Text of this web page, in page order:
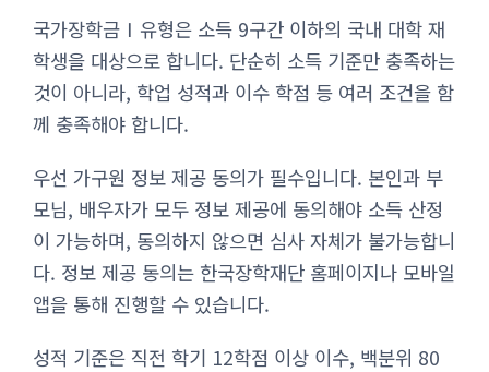
국가장학금Ⅰ유형은 소득 9구간 이하의 국내 대학 재
학생을 대상으로 합니다. 단순히 소득 기준만 충족하는
것이 아니라, 학업 성적과 이수 학점 등 여러 조건을 함
께 충족해야 합니다.
우선 가구원 정보 제공 동의가 필수입니다. 본인과 부
모님, 배우자가 모두 정보 제공에 동의해야 소득 산정
이 가능하며, 동의하지 않으면 심사 자체가 불가능합니
다. 정보 제공 동의는 한국장학재단 홈페이지나 모바일
앱을 통해 진행할 수 있습니다.
성적 기준은 직전 학기 12학점 이상 이수, 백분위 80